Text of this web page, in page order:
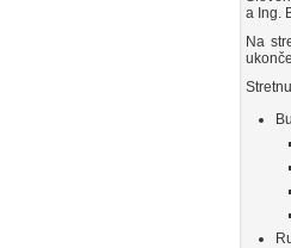
a Ing.
Na